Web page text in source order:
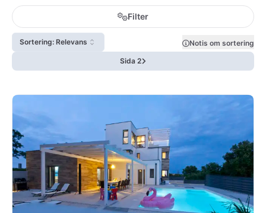
Filter
Sortering: Relevans
Notis om sortering
Sida 2